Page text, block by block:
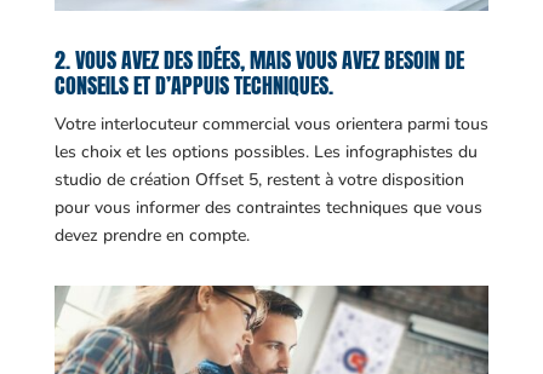
2. VOUS AVEZ DES IDÉES, MAIS VOUS AVEZ BESOIN DE
CONSEILS ET D’APPUIS TECHNIQUES.
Votre interlocuteur commercial vous orientera parmi tous
les choix et les options possibles. Les infographistes du
studio de création Offset 5, restent à votre disposition
pour vous informer des contraintes techniques que vous
devez prendre en compte.